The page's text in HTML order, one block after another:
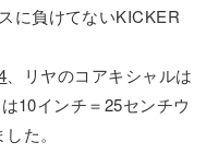
に負けてないKICKER
、リヤのコアキシャルは
10インチ＝25センチウ
た。